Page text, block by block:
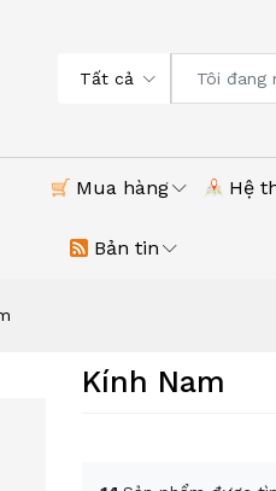
Tất cả
Mua hàng Hệ
Bản tin
Kính Nam